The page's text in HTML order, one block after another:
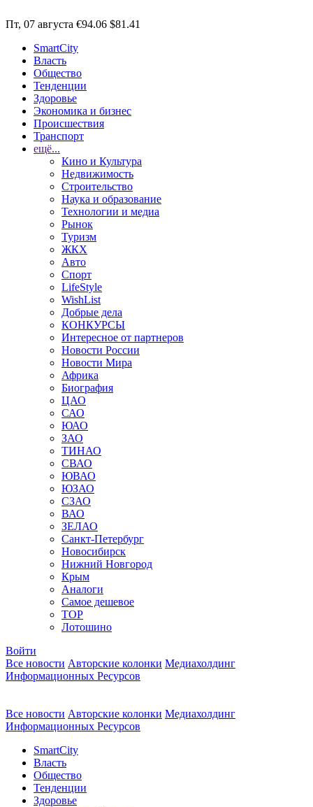
Пт, 07 августа €94.06 $81.41
SmartCity
Власть
Общество
Тенденции
Здоровье
Экономика и бизнес
Происшествия
Транспорт
ещё...
Кино и Культура
Недвижимость
Строительство
Наука и образование
Технологии и медиа
Рынок
Туризм
ЖКХ
Авто
Спорт
LifeStyle
WishList
Добрые дела
КОНКУРСЫ
Интересное от партнеров
Новости России
Новости Мира
Африка
Биография
ЦАО
САО
ЮАО
ЗАО
ТИНАО
СВАО
ЮВАО
ЮЗАО
СЗАО
ВАО
ЗЕЛАО
Санкт-Петербург
Новосибирск
Нижний Новгород
Крым
Аналоги
Самое дешевое
TOP
Лотошино
Войти
Все новости Авторские колонки Медиахолдинг
Информационных Ресурсов
Все новости Авторские колонки Медиахолдинг
Информационных Ресурсов
SmartCity
Власть
Общество
Тенденции
Здоровье